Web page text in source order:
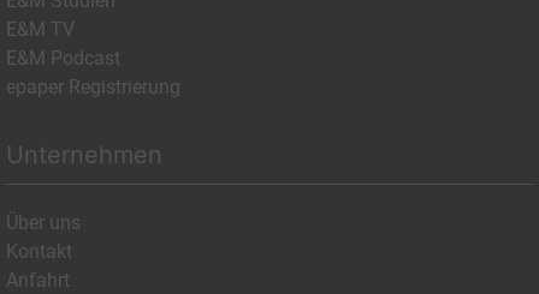
E&M TV
E&M Podcast
epaper Registrierung
Unternehmen
Über uns
Kontakt
Anfahrt